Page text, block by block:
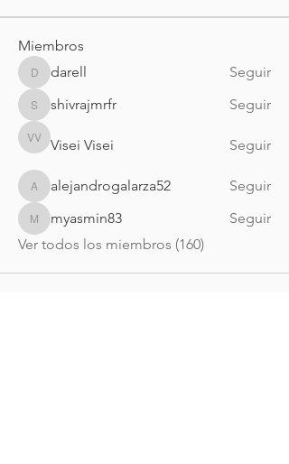
Miembros
darelldarell Seguir
shivrajmrfr
shivrajmrfr Seguir
Visei Visei
Visei Visei Seguir
alejandrogalarza52
alejandrogalarza52 Seguir
myasmin83
myasmin83
Seguir
Ver todos los miembros (160)